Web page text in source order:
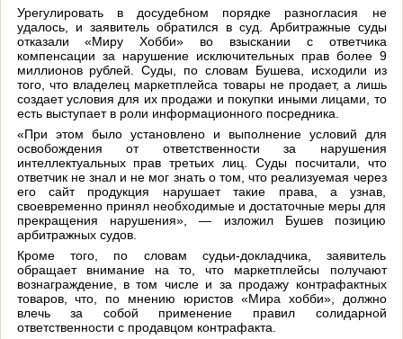
Урегулировать в досудебном порядке разногласия не
удалось, и заявитель обратился в суд. Арбитражные суды
отказали «Миру Хобби» во взыскании с ответчика
компенсации за нарушение исключительных прав более 9
миллионов рублей. Суды, по словам Бушева, исходили из
того, что владелец маркетплейса товары не продает, а лишь
создает условия для их продажи и покупки иными лицами, то
есть выступает в роли информационного посредника.
«При этом было установлено и выполнение условий для
освобождения от ответственности за нарушения
интеллектуальных прав третьих лиц. Суды посчитали, что
ответчик не знал и не мог знать о том, что реализуемая через
его сайт продукция нарушает такие права, а узнав,
своевременно принял необходимые и достаточные меры для
прекращения нарушения», — изложил Бушев позицию
арбитражных судов.
Кроме того, по словам судьи-докладчика, заявитель
обращает внимание на то, что маркетплейсы получают
вознаграждение, в том числе и за продажу контрафактных
товаров, что, по мнению юристов «Мира хобби», должно
влечь за собой применение правил солидарной
ответственности с продавцом контрафакта.